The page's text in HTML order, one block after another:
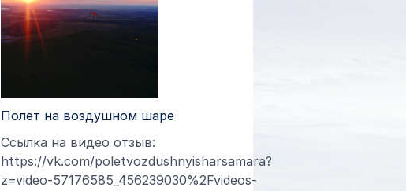
Полет на воздушном шаре
Ссылка на видео отзыв:
https://vk.com/poletvozdushnyisharsamara?
z=video-57176585_456239030%2Fvideos-